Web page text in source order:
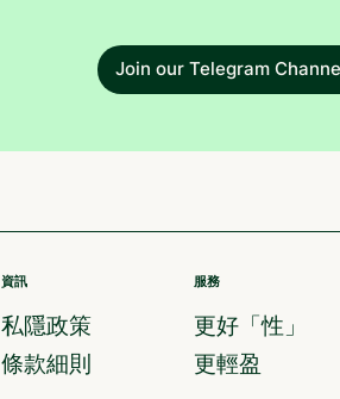
Join our Telegram Channel
資訊
私隱政策
條款細則
服務
更好「性」
更輕盈